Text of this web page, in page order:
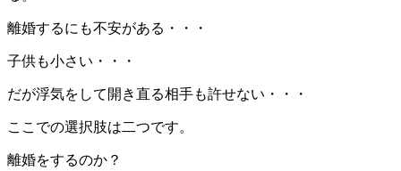
離婚するにも不安がある・・・
子供も小さい・・・
だが浮気をして開き直る相手も許せない・・・
ここでの選択肢は二つです。
離婚をするのか？